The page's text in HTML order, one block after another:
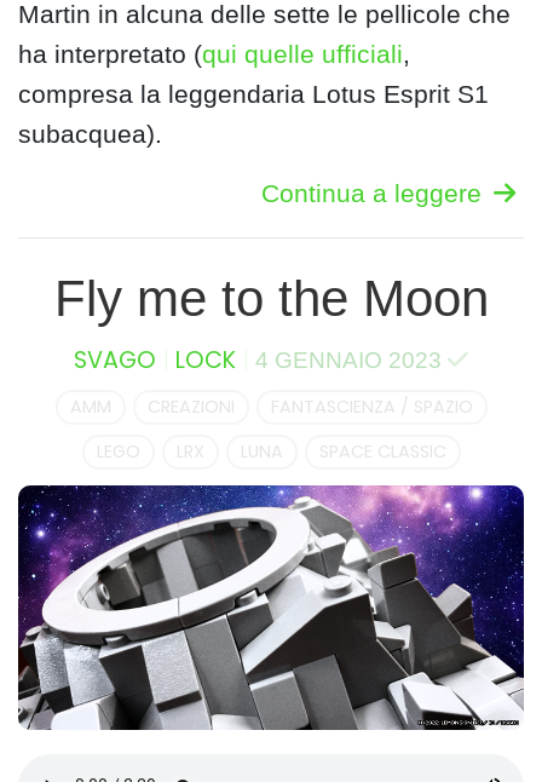
Martin in alcuna delle sette le pellicole che
ha interpretato (qui quelle ufficiali,
compresa la leggendaria Lotus Esprit S1
subacquea).
Continua a leggere
Fly me to the Moon
SVAGO LOCK 4 GENNAIO 2023
AMM CREAZIONI
FANTASCIENZA / SPAZIO
LEGO
LRX LUNA SPACE CLASSIC